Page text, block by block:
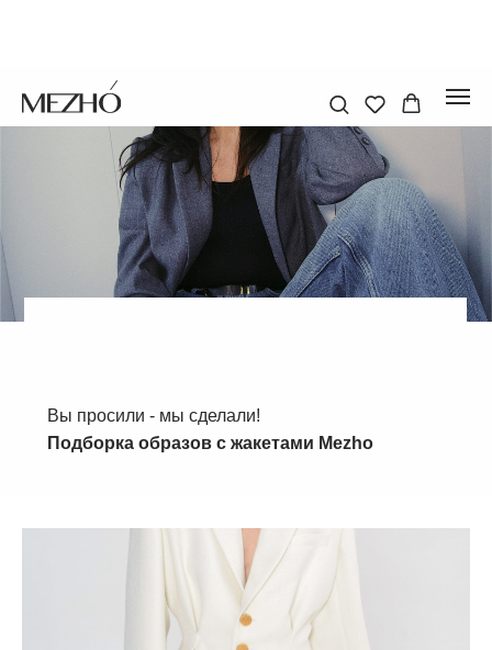
Вы просили - мы сделали!
Подборка образов с жакетами Mezho